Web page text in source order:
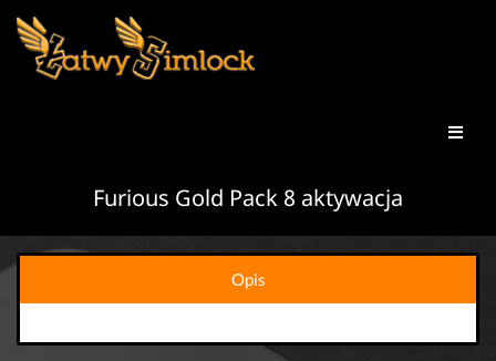
Furious Gold Pack 8 aktywacja
Opis